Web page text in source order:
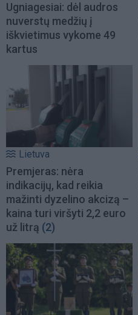
Ugniagesiai: dėl audros
nuverstų medžių į
iškvietimus vykome 49
kartus
Lietuva
Premjeras: nėra
indikacijų, kad reikia
mažinti dyzelino akcizą –
kaina turi viršyti 2,2 euro
už litrą (2)